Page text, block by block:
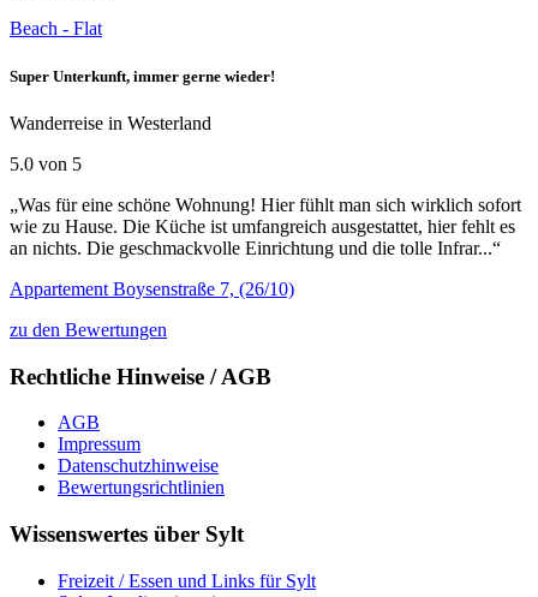
Beach - Flat
Super Unterkunft, immer gerne wieder!
Wanderreise in Westerland
5.0 von 5
„Was für eine schöne Wohnung! Hier fühlt man sich wirklich sofort
wie zu Hause. Die Küche ist umfangreich ausgestattet, hier fehlt es
an nichts. Die geschmackvolle Einrichtung und die tolle Infrar...“
Appartement Boysenstraße 7, (26/10)
zu den Bewertungen
Rechtliche Hinweise / AGB
AGB
Impressum
Datenschutzhinweise
Bewertungsrichtlinien
Wissenswertes über Sylt
Freizeit / Essen und Links für Sylt